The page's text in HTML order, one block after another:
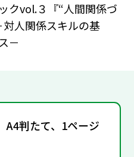
クvol.３『“人間関係づ
人関係スキルの基
－
A4判たて、1ページ